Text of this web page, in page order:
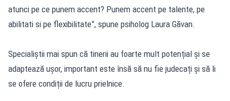
atunci pe ce punem accent? Punem accent pe talente, pe
abilitati si pe flexibilitate”, spune psiholog Laura Găvan.
Specialiștii mai spun că tinerii au foarte mult potențial și se
adaptează ușor, important este însă să nu fie judecați și să li
se ofere condiții de lucru prielnice.